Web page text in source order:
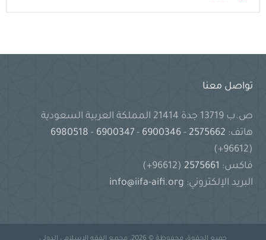
تواصل معنا
ص.ب 13719 جدة 21414 المملكة العربية السعودية
هاتف:
-
6900346
-
6900347
-
(96612+)
فاكس:
(96612+)
البريد الإلكتروني: info@iifa-aifi.org